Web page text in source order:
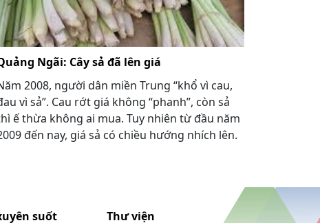
Ngãi: Cây sả đã lên giá
2008, người dân miền Trung “khổ vì cau,
vì sả”. Cau rớt giá không “phanh”, còn sả
ế thừa không ai mua. Tuy nhiên từ đầu năm
đến nay, giá sả có chiều hướng nhích lên.
suốt Thư viện